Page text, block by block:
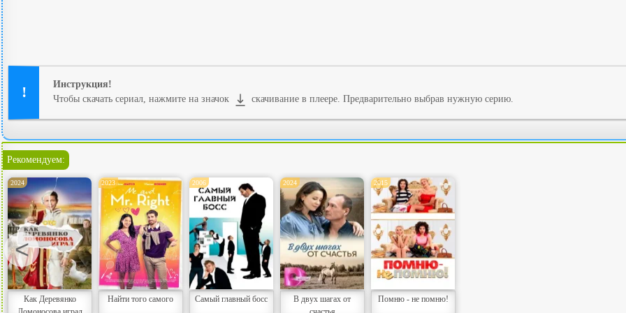
Инструкция!
Чтобы скачать сериал, нажмите на значок
скачивание в плеере. Предварительно выбрав нужную серию.
Рекомендуем:
2024
Как Деревянко
2023
Найти того самого
2006
Самый главный босс
2024
В двух шагах от
2015
Помню - не помню!
<